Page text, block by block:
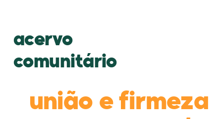
acervo
comunitário
união e firmeza